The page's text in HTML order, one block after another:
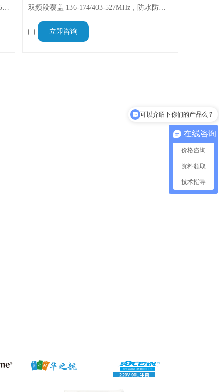
双频段覆盖 136-174/403-527MHz，防水防爆
适配船舶、石化场景；集成加速度计实现 “人
员倒地” 报警，28 小时续航 + 增强覆盖，清晰
音频保障安全通信
立即咨询
在线咨询
价格咨询
资料领取
技术指导
你们是怎么收费的呢？